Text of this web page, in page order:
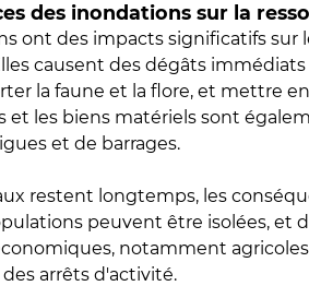
des inondations sur la
ont des impacts significatifs
causent des dégâts
la faune et la flore, et mettre
et les biens matériels sont
et de barrages.
restent longtemps, les
peuvent être isolées, et
notamment
arrêts d'activité.